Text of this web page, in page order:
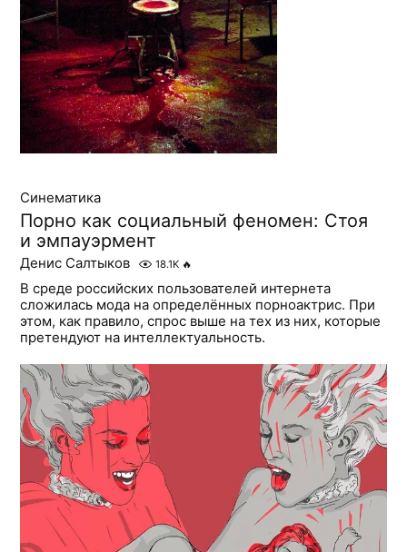
Синематика
Порно как социальный феномен: Стоя
и эмпауэрмент
Денис Салтыков 18.1K 🔥
В среде российских пользователей интернета
сложилась мода на определённых порноактрис. При
этом, как правило, спрос выше на тех из них, которые
претендуют на интеллектуальность.